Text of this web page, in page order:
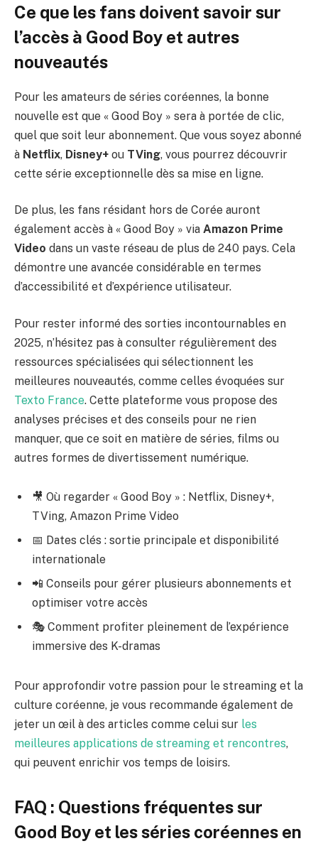
Ce que les fans doivent savoir sur
l’accès à Good Boy et autres
nouveautés
Pour les amateurs de séries coréennes, la bonne
nouvelle est que « Good Boy » sera à portée de clic,
quel que soit leur abonnement. Que vous soyez abonné
à Netflix, Disney+ ou TVing, vous pourrez découvrir
cette série exceptionnelle dès sa mise en ligne.
De plus, les fans résidant hors de Corée auront
également accès à « Good Boy » via Amazon Prime
Video dans un vaste réseau de plus de 240 pays. Cela
démontre une avancée considérable en termes
d’accessibilité et d’expérience utilisateur.
Pour rester informé des sorties incontournables en
2025, n’hésitez pas à consulter régulièrement des
ressources spécialisées qui sélectionnent les
meilleures nouveautés, comme celles évoquées sur
Texto France. Cette plateforme vous propose des
analyses précises et des conseils pour ne rien
manquer, que ce soit en matière de séries, films ou
autres formes de divertissement numérique.
🎥 Où regarder « Good Boy » : Netflix, Disney+,
TVing, Amazon Prime Video
📅 Dates clés : sortie principale et disponibilité
internationale
📲 Conseils pour gérer plusieurs abonnements et
optimiser votre accès
🎭 Comment profiter pleinement de l’expérience
immersive des K-dramas
Pour approfondir votre passion pour le streaming et la
culture coréenne, je vous recommande également de
jeter un œil à des articles comme celui sur les
meilleures applications de streaming et rencontres,
qui peuvent enrichir vos temps de loisirs.
FAQ : Questions fréquentes sur
Good Boy et les séries coréennes en